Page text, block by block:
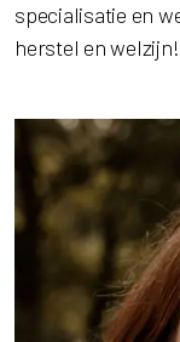
specialisatie en
herstel en welzijn!